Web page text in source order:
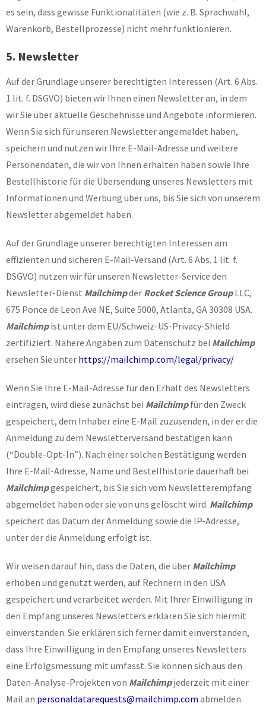
es sein, dass gewisse Funktionalitäten (wie z. B. Sprachwahl,
Warenkorb, Bestellprozesse) nicht mehr funktionieren.
5. Newsletter
Auf der Grundlage unserer berechtigten Interessen (Art. 6 Abs.
1 lit. f. DSGVO) bieten wir Ihnen einen Newsletter an, in dem
wir Sie über aktuelle Geschehnisse und Angebote informieren.
Wenn Sie sich für unseren Newsletter angemeldet haben,
speichern und nutzen wir Ihre E-Mail-Adresse und weitere
Personendaten, die wir von Ihnen erhalten haben sowie Ihre
Bestellhistorie für die Übersendung unseres Newsletters mit
Informationen und Werbung über uns, bis Sie sich von unserem
Newsletter abgemeldet haben.
Auf der Grundlage unserer berechtigten Interessen am
effizienten und sicheren E-Mail-Versand (Art. 6 Abs. 1 lit. f.
DSGVO) nutzen wir für unseren Newsletter-Service den
Newsletter-Dienst Mailchimpder Rocket Science GroupLLC,
675 Ponce de Leon Ave NE, Suite 5000, Atlanta, GA 30308 USA.
Mailchimpist unter dem EU/Schweiz-US-Privacy-Shield
zertifiziert. Nähere Angaben zum Datenschutz bei Mailchimp
ersehen Sie unter https://mailchimp.com/legal/privacy/
Wenn Sie Ihre E-Mail-Adresse für den Erhalt des Newsletters
eintragen, wird diese zunächst bei Mailchimpfür den Zweck
gespeichert, dem Inhaber eine E-Mail zuzusenden, in der er die
Anmeldung zu dem Newsletterversand bestätigen kann
(“Double-Opt-In”). Nach einer solchen Bestätigung werden
Ihre E-Mail-Adresse, Name und Bestellhistorie dauerhaft bei
Mailchimpgespeichert, bis Sie sich vom Newsletterempfang
abgemeldet haben oder sie von uns gelöscht wird. Mailchimp
speichert das Datum der Anmeldung sowie die IP-Adresse,
unter der die Anmeldung erfolgt ist.
Wir weisen darauf hin, dass die Daten, die über Mailchimp
erhoben und genutzt werden, auf Rechnern in den USA
gespeichert und verarbeitet werden. Mit Ihrer Einwilligung in
den Empfang unseres Newsletters erklären Sie sich hiermit
einverstanden. Sie erklären sich ferner damit einverstanden,
dass Ihre Einwilligung in den Empfang unseres Newsletters
eine Erfolgsmessung mit umfasst. Sie können sich aus den
Daten-Analyse-Projekten von Mailchimpjederzeit mit einer
Mail an personaldatarequests@mailchimp.com abmelden.